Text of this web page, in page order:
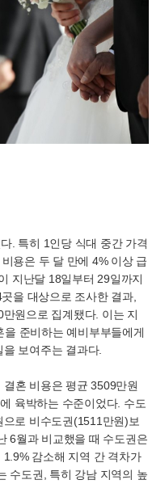
. 특히 1인당 식대 중간 가격
용은 두 달 만에 4% 이상 급
지난달 18일부터 29일까지
을 대상으로 조사한 결과,
원으로 집계됐다. 이는 지
준비하는 예비부부들에게
보여주는 결과다.
혼 비용은 평균 3509만원
육박하는 수준이었다. 수도
로 비수도권(1511만원)보
6월과 비교했을 때 수도권은
감소해 지역 간 격차가
수도권, 특히 강남 지역의 높